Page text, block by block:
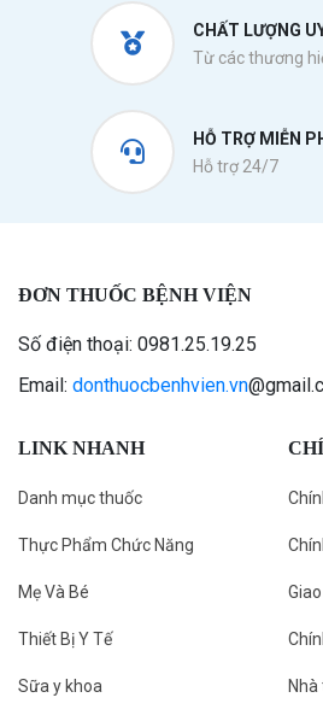
CHẤT LƯỢNG
Từ các thương
HỖ TRỢ MIỄN
Hỗ trợ 24/7
ĐƠN THUỐC BỆNH VIỆN
Số điện thoại: 0981.25.19.25
Email: donthuocbenhvien.vn
LINK NHANH
Danh mục thuốc
Thực Phẩm Chức Năng
Mẹ Và Bé
Thiết Bị Y Tế
Sữa y khoa